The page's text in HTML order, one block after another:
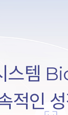
스템
적인